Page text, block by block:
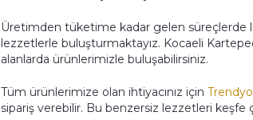
Üretimden tüketime kadar gelen süreçlerde
lezzetlerle buluşturmaktayız. Kocaeli
alanlarda ürünlerimizle buluşabilirsiniz.
Tüm ürünlerimize olan ihtiyacınız için
sipariş verebilir. Bu benzersiz lezzetleri keşfe